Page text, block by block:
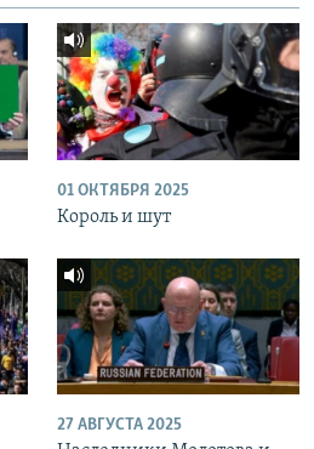
01 ОКТЯБРЯ 2025
Король и шут
27 АВГУСТА 2025